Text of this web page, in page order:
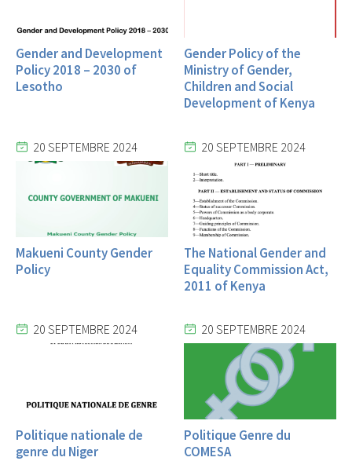
Gender and Development
Policy 2018 – 2030 of
Lesotho
Gender Policy of the
Ministry of Gender,
Children and Social
Development of Kenya
20 SEPTEMBRE 2024
Makueni County Gender
Policy
20 SEPTEMBRE 2024
The National Gender and
Equality Commission Act,
2011 of Kenya
20 SEPTEMBRE 2024
Politique nationale de
genre du Niger
20 SEPTEMBRE 2024
Politique Genre du
COMESA